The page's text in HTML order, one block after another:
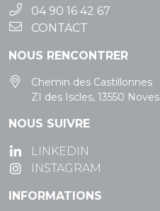
04 90 16 42 67
CONTACT
NOUS RENCONTRER
Chemin des Castillonnes
ZI des Iscles, 13550 Noves
NOUS SUIVRE
LINKEDIN
INSTAGRAM
INFORMATIONS